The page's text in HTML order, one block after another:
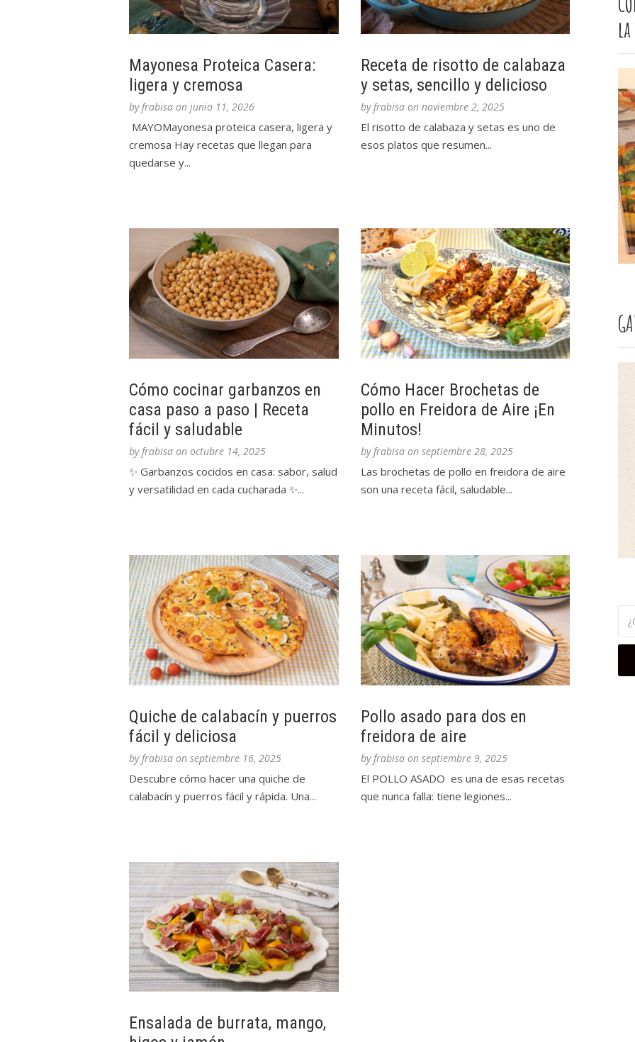
Mayonesa Proteica Casera:
ligera y cremosa
byfrabisa on junio 11, 2026
MAYOMayonesa proteica casera, ligera y
cremosa Hay recetas que llegan para
quedarse y...
Receta de risotto de calabaza
y setas, sencillo y delicioso
byfrabisa on noviembre 2, 2025
El risotto de calabaza y setas es uno de
esos platos que resumen...
Cómo cocinar garbanzos en
casa paso a paso | Receta
fácil y saludable
byfrabisa on octubre 14, 2025
✨ Garbanzos cocidos en casa: sabor, salud
y versatilidad en cada cucharada ✨...
Cómo Hacer Brochetas de
pollo en Freidora de Aire ¡En
Minutos!
byfrabisa on septiembre 28, 2025
Las brochetas de pollo en freidora de aire
son una receta fácil, saludable...
Quiche de calabacín y puerros
fácil y deliciosa
by frabisa on septiembre 16, 2025
Descubre cómo hacer una quiche de
calabacín y puerros fácil y rápida. Una...
Pollo asado para dos en
freidora de aire
by frabisa on septiembre 9, 2025
El POLLO ASADO es una de esas recetas
que nunca falla: tiene legiones...
Ensalada de burrata, mango,